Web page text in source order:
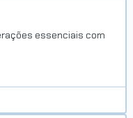
essenciais com